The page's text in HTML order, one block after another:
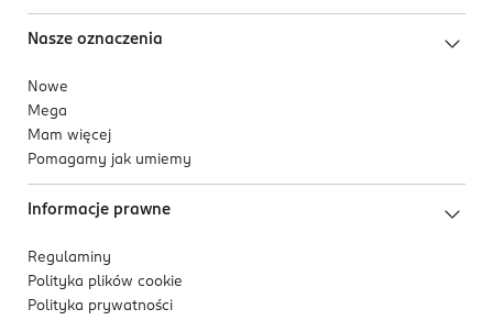
Nasze oznaczenia
Nowe
Mega
Mam więcej
Pomagamy jak umiemy
Informacje prawne
Regulaminy
Polityka plików cookie
Polityka prywatności